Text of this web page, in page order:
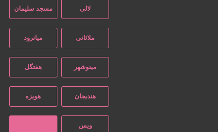
مسجد سلیمان
ملاثانی میانرود
مینوشهر هفتگل
هندیجان هویزه
ویس